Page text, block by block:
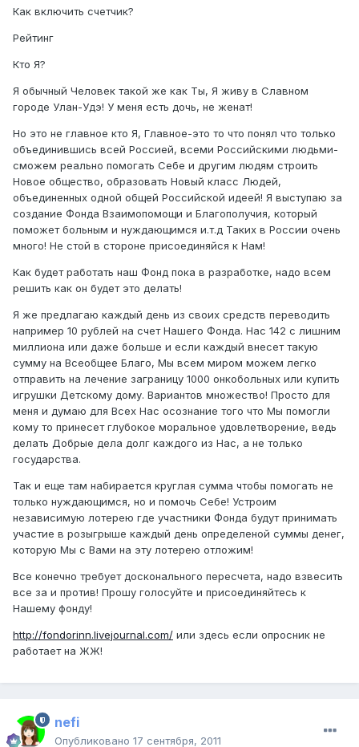
Как включить счетчик?
Рейтинг
Кто Я?
Я обычный Человек такой же как Ты, Я живу в Славном
городе Улан-Удэ! У меня есть дочь, не женат!
Но это не главное кто Я, Главное-это то что понял что только
объединившись всей Россией, всеми Российскими людьми-
сможем реально помогать Себе и другим людям строить
Новое общество, образовать Новый класс Людей,
объединенных одной общей Российской идеей! Я выступаю за
создание Фонда Взаимопомощи и Благополучия, который
поможет больным и нуждающимся и.т.д Таких в России очень
много! Не стой в стороне присоединяйся к Нам!
Как будет работать наш Фонд пока в разработке, надо всем
решить как он будет это делать!
Я же предлагаю каждый день из своих средств переводить
например 10 рублей на счет Нашего Фонда. Нас 142 с лишним
миллиона или даже больше и если каждый внесет такую
сумму на Всеобщее Благо, Мы всем миром можем легко
отправить на лечение заграницу 1000 онкобольных или купить
игрушки Детскому дому. Вариантов множество! Просто для
меня и думаю для Всех Нас осознание того что Мы помогли
кому то принесет глубокое моральное удовлетворение, ведь
делать Добрые дела долг каждого из Нас, а не только
государства.
Так и еще там набирается круглая сумма чтобы помогать не
только нуждающимся, но и помочь Себе! Устроим
независимую лотерею где участники Фонда будут принимать
участие в розыгрыше каждый день определеной суммы денег,
которую Мы с Вами на эту лотерею отложим!
Все конечно требует досконального пересчета, надо взвесить
все за и против! Прошу голосуйте и присоединяйтесь к
Нашему фонду!
http://fondorinn.livejournal.com/ или здесь если опросник не
работает на ЖЖ!
nefi
Опубликовано 17 сентября, 2011